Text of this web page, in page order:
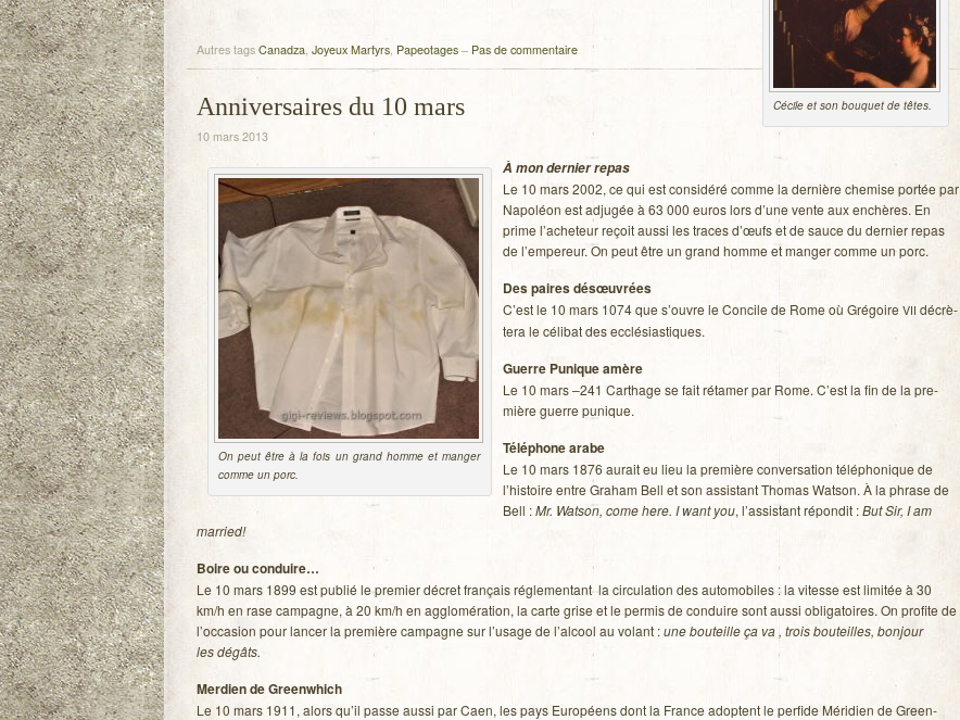
Cécile et son bou­quet de têtes.
Autres tags Canadza, Joyeux Martyrs, Papeotages– Pas de commentaire
Anniversaires du 10 mars
10 mars 2013
On peut être à la fois un grand homme et man­ger
comme un porc.
À mon der­nier repas
Le 10 mars 2002, ce qui est consi­déré comme la der­nière che­mise por­tée par
Napo­léon est adju­gée à 63 000 euros lors d’une vente aux enchères. En
prime l’acheteur reçoit aussi les traces d’œufs et de sauce du der­nier repas
de l’empereur. On peut être un grand homme et man­ger comme un porc.
Des paires dés­œu­vrées
C’est le 10 mars 1074 que s’ouvre le Concile de Rome où Gré­goire VII décrè­
tera le céli­bat des ecclésiastiques.
Guerre Punique amère
Le 10 mars –241 Car­thage se fait réta­mer par Rome. C’est la fin de la pre­
mière guerre punique.
Télé­phone arabe
Le 10 mars 1876 aurait eu lieu la pre­mière conver­sa­tion télé­pho­nique de
l’histoire entre Gra­ham Bell et son assis­tant Tho­mas Wat­son. À la phrase de
Bell :Mr. Wat­son, come here. I want you, l’assistant répon­dit :But Sir, I am
married!
Boire ou conduire…
Le 10 mars 1899 est publié le pre­mier décret fran­çais régle­men­tant la cir­cu­la­tion des auto­mo­biles : la vitesse est limi­tée à 30
km/h en rase cam­pagne, à 20 km/h en agglo­mé­ra­tion, la carte grise et le per­mis de conduire sont aussi obli­ga­toires. On pro­fite de
l’occasion pour lan­cer la pre­mière cam­pagne sur l’usage de l’alcool au volant :une bou­teille ça va , trois bou­teilles, bon­jour
les dégâts.
Mer­dien de Greenw­hich
Le 10 mars 1911, alors qu’il passe aussi par Caen, les pays Euro­péens dont la France adoptent le per­fide Méri­dien de Green­